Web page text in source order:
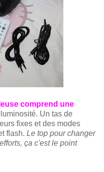
comprend une
Un tas de
fixes et des modes
flash. Le top pour changer
ça c'est le point